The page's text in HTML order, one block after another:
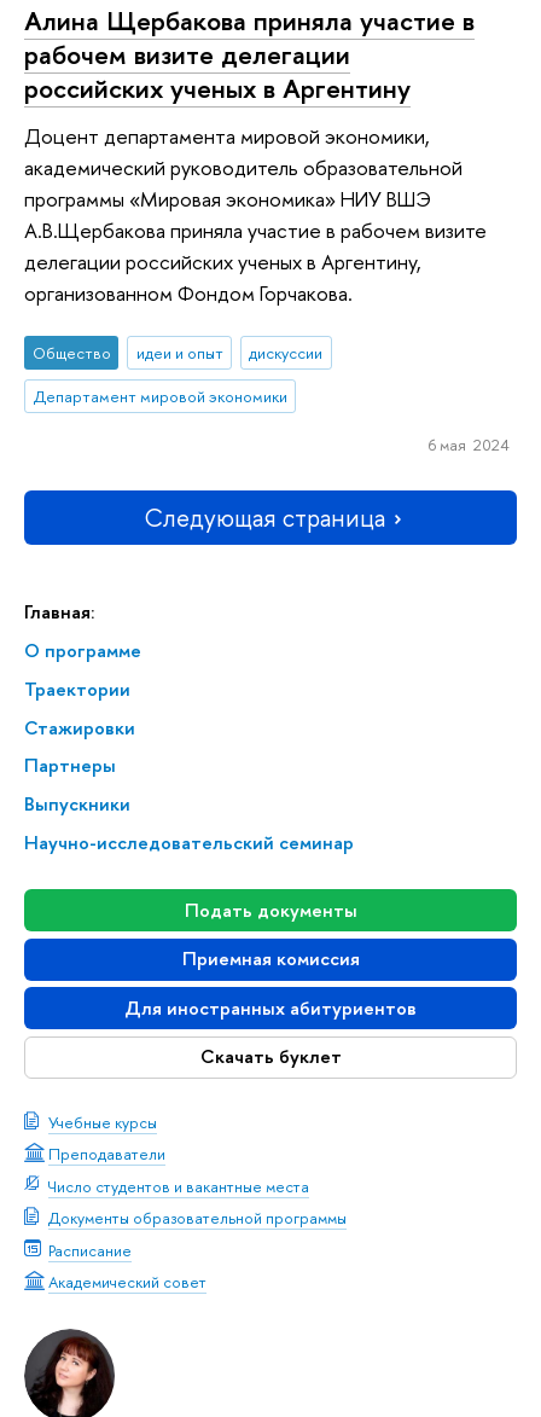
Главная:
О программе
Траектории
Стажировки
Партнеры
Выпускники
Научно-исследовательский семинар
Подать документы
Приемная комиссия
Для иностранных абитуриентов
Скачать буклет
Учебные курсы
Преподаватели
Число студентов и вакантные места
Документы образовательной программы
Расписание
Академический совет
Алина Щербакова приняла участие в
рабочем визите делегации
российских ученых в Аргентину
Доцент департамента мировой экономики,
академический руководитель образовательной
программы «Мировая экономика» НИУ ВШЭ
А.В.Щербакова приняла участие в рабочем визите
делегации российских ученых в Аргентину,
организованном Фондом Горчакова.
Общество идеи и опыт
дискуссии
Департамент мировой экономики
6 мая 2024
Следующая страница